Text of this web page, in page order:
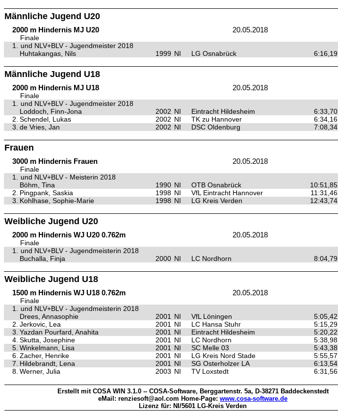
Männliche Jugend U20
2000 m Hindernis MJ U20 20.05.2018
Finale
1.
und NLV+BLV - Jugendmeister 2018
Huhtakangas, Nils
1999 NI LG Osnabrück 6:16,19
Männliche Jugend U18
2000 m Hindernis MJ U18 20.05.2018
Finale
1.
und NLV+BLV - Jugendmeister 2018
Loddoch, Finn-Jona
2002 NI Eintracht Hildesheim 6:33,70
2. Schendel, Lukas 2002 NI TK zu Hannover 6:34,16
3. de Vries, Jan 2002 NI DSC Oldenburg 7:08,34
Frauen
3000 m Hindernis Frauen 20.05.2018
Finale
1.
und NLV+BLV - Meisterin 2018
Böhm, Tina
1990 NI OTB Osnabrück 10:51,85
2. Pingpank, Saskia 1998 NI VfL Eintracht Hannover 11:31,46
3. Kohlhase, Sophie-Marie 1998 NI LG Kreis Verden 12:43,74
Weibliche Jugend U20
2000 m Hindernis WJ U20 0.762m 20.05.2018
Finale
1.
und NLV+BLV - Jugendmeisterin 2018
Buchalla, Finja
2000 NI LC Nordhorn 8:04,79
Weibliche Jugend U18
1500 m Hindernis WJ U18 0.762m 20.05.2018
Finale
1.
und NLV+BLV - Jugendmeisterin 2018
Drees, Annasophie
2001 NI VfL Löningen 5:05,42
2. Jerkovic, Lea 2001 NI LC Hansa Stuhr 5:15,29
3. Yazdan Pourfard, Anahita 2001 NI Eintracht Hildesheim 5:20,22
4. Skutta, Josephine 2001 NI LC Nordhorn 5:38,98
5. Winkelmann, Lisa 2001 NI SC Melle 03 5:43,38
6. Zacher, Henrike 2001 NI LG Kreis Nord Stade 5:55,57
7. Hildebrandt, Lena 2001 NI SG Osterholzer LA 6:13,54
8. Werner, Julia 2003 NI TV Loxstedt 6:31,56
Erstellt mit COSA WIN 3.1.0 -- COSA-Software, Berggartenstr. 5a, D-38271 Baddeckenstedt
eMail: renziesoft@aol.com Home-Page: www.cosa-software.de
Lizenz für: NI/5601 LG-Kreis Verden